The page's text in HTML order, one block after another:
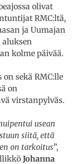
olivat
RMC:ltä,
ja Uumajan
aluksen
kolme päivää.
sekä RMC:lle
on
virstanpylväs.
usean
siitä, että
on tarkoitus”,
Johanna